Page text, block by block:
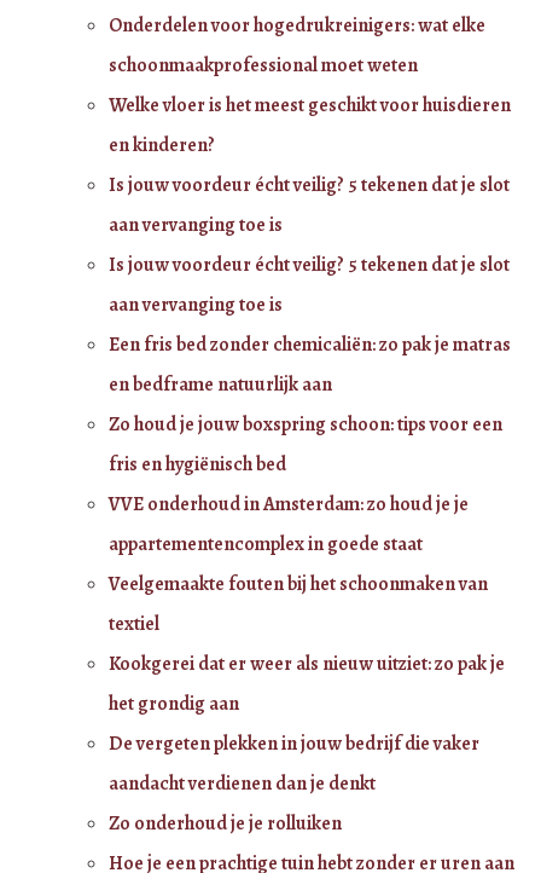
Onderdelen voor hogedrukreinigers: wat elke
schoonmaakprofessional moet weten
Welke vloer is het meest geschikt voor huisdieren
en kinderen?
Is jouw voordeur écht veilig? 5 tekenen dat je slot
aan vervanging toe is
Is jouw voordeur écht veilig? 5 tekenen dat je slot
aan vervanging toe is
Een fris bed zonder chemicaliën: zo pak je matras
en bedframe natuurlijk aan
Zo houd je jouw boxspring schoon: tips voor een
fris en hygiënisch bed
VVE onderhoud in Amsterdam: zo houd je je
appartementencomplex in goede staat
Veelgemaakte fouten bij het schoonmaken van
textiel
Kookgerei dat er weer als nieuw uitziet: zo pak je
het grondig aan
De vergeten plekken in jouw bedrijf die vaker
aandacht verdienen dan je denkt
Zo onderhoud je je rolluiken
Hoe je een prachtige tuin hebt zonder er uren aan